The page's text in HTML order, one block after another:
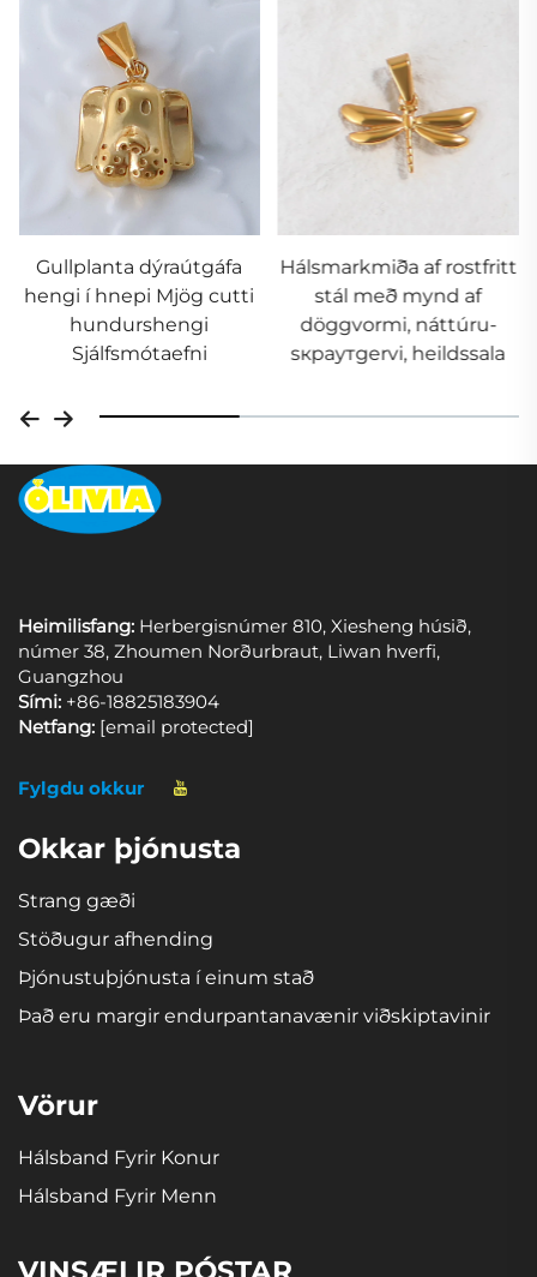
Gullplanta dýraútgáfa
hengi í hnepi Mjög cutti
hundurshengi
Sjálfsmótaefni
Hálsmarkmiða af rostfritt
stál með mynd af
döggvormi, náttúru-
sкраутgervi, heildssala
Heimilisfang: Herbergisnúmer 810, Xiesheng húsið,
númer 38, Zhoumen Norðurbraut, Liwan hverfi,
Guangzhou
Sími: +86-18825183904
Netfang: [email protected]
Fylgdu okkur
Okkar þjónusta
Strang gæði
Stöðugur afhending
Þjónustuþjónusta í einum stað
Það eru margir endurpantanavænir viðskiptavinir
Vörur
Hálsband Fyrir Konur
Hálsband Fyrir Menn